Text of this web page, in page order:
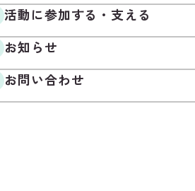
活動に参加する・支える
お知らせ
お問い合わせ